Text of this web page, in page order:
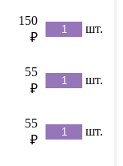
150
₽
шт.
55
₽
шт.
55
₽
шт.